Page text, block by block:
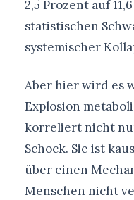
2,5 Prozent auf
statistischen
systemischer
Aber hier wird es
Explosion
korreliert nicht
Schock. Sie ist
über einen
Menschen nicht